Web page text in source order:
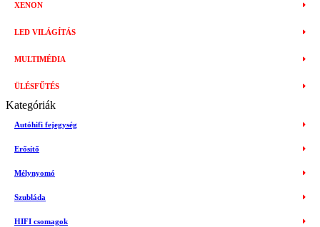
XENON
LED VILÁGÍTÁS
MULTIMÉDIA
ÜLÉSFŰTÉS
Kategóriák
Autóhifi fejegység
Erősítő
Mélynyomó
Szubláda
HIFI csomagok